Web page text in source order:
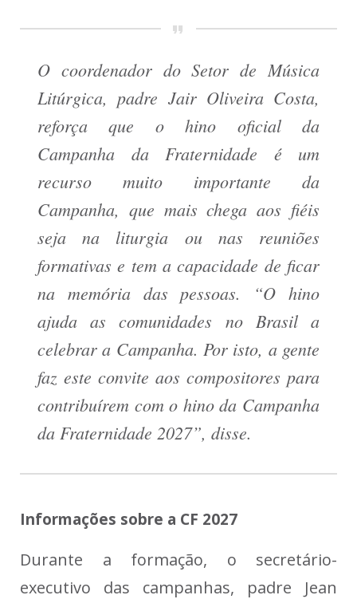
O coordenador do Setor de Música
Litúrgica, padre Jair Oliveira Costa,
reforça que o hino oficial da
Campanha da Fraternidade é um
recurso muito importante da
Campanha, que mais chega aos fiéis
seja na liturgia ou nas reuniões
formativas e tem a capacidade de ficar
na memória das pessoas. “O hino
ajuda as comunidades no Brasil a
celebrar a Campanha. Por isto, a gente
faz este convite aos compositores para
contribuírem com o hino da Campanha
da Fraternidade 2027”, disse.
Informações sobre a CF 2027
Durante a formação, o secretário-
executivo das campanhas, padre Jean